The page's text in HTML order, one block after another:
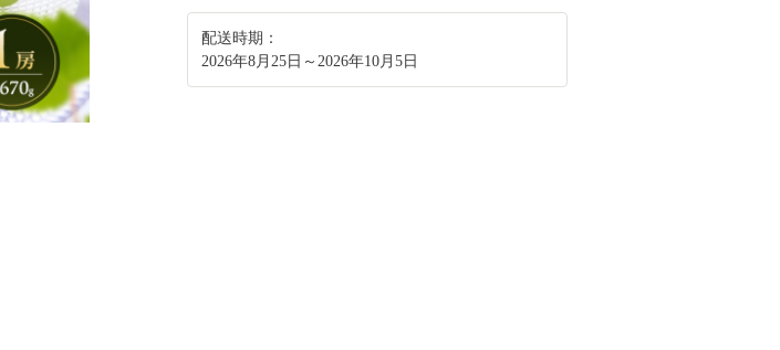
配送時期：
2026年8月25日～2026年10月5日